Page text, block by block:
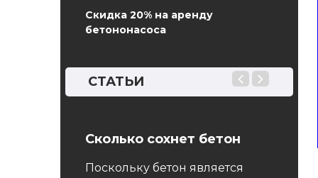
Скидка 20% на аренду
бетононасоса
СТАТЬИ
Сколько сохнет бетон
Поскольку бетон является